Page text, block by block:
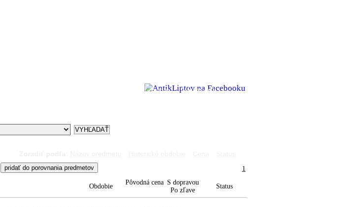
Bezplatné poradenstvo Nápoveda
1
Obdobie
Pôvodná cena S dopravou
Po zľave
Status